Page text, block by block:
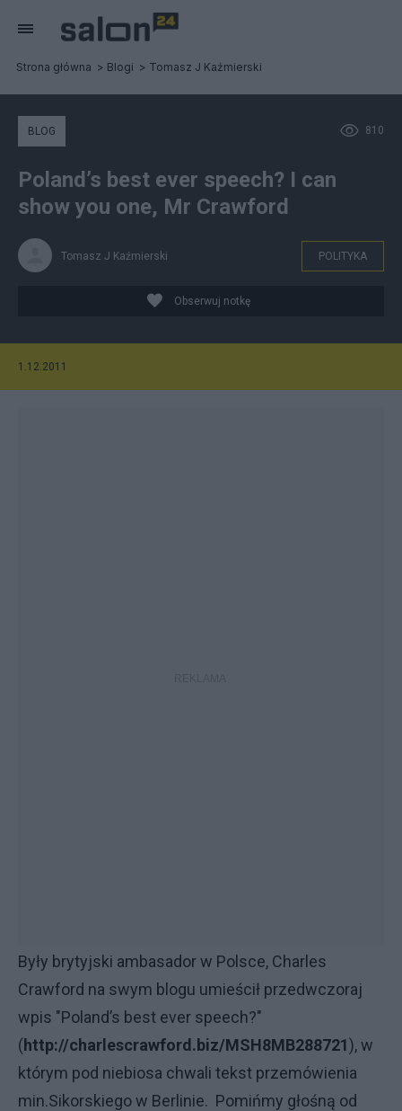
Strona główna Blogi Tomasz J Kaźmierski
810
BLOG
Poland’s best ever speech? I can
show you one, Mr Crawford
Tomasz J Kaźmierski POLITYKA
Obserwuj notkę
1.12.2011
Były brytyjski ambasador w Polsce, Charles
Crawford na swym blogu umieścił przedwczoraj
wpis "Poland’s best ever speech?"
(http://charlescrawford.biz/MSH8MB288721), w
którym pod niebiosa chwali tekst przemówienia
min.Sikorskiego w Berlinie. Pomińmy głośną od